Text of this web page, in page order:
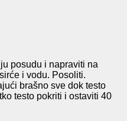
posudu i napraviti na
i vodu. Posoliti.
brašno sve dok testo
testo pokriti i ostaviti 40